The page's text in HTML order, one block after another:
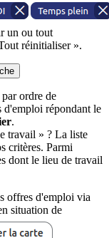
un ou tout
réinitialiser ».
ordre de
d'emploi répondant le
.
travail » ? La liste
critères. Parmi
dont le lieu de travail
offres d'emploi via
situation de